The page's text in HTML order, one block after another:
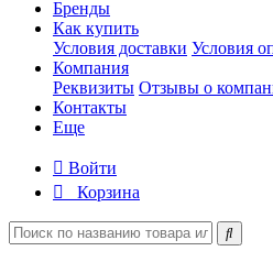
Бренды
Как купить
Условия доставки Условия
Компания
Реквизиты Отзывы о
Контакты
Еще
Войти
Корзина